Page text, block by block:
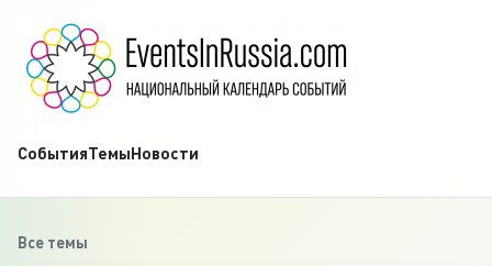
СобытияТемыНовости
Все темы